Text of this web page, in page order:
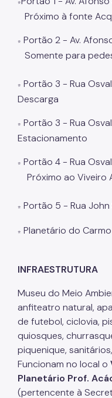
Áreas Protegidas,
Plano de Ação
Educação
Município VerdeAzul
Resíduos Sólidos
Biblioteca
Ouvidoria Geral
⭐
Próximo à fonte
⭐ Portão 2 - Av.
Somente para
⭐ Portão 3 - Rua
Descarga
⭐ Portão 3 - Rua
Estacionamento
⭐ Portão 4 - Rua
Próximo ao Viveiro
⭐ Portão 5 - Rua John
⭐ Planetário do
INFRAESTRUTURA
Museu do Meio
anfiteatro natural,
de futebol, ciclovia,
quiosques,
piquenique,
Funcionam no local o
Planetário Prof.
(pertencente à